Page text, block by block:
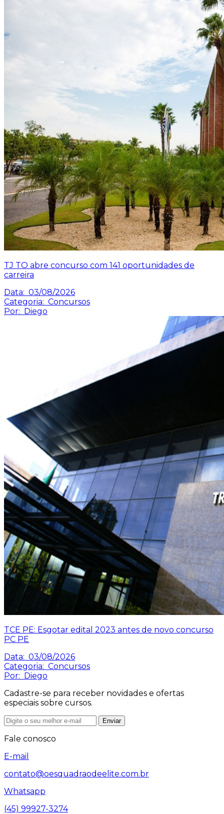
TJ TO abre concurso com 141 oportunidades de
carreira
Data: 03/08/2026
Categoria: Concursos
Por: Diego
TCE PE: Esgotar edital 2023 antes de novo concurso
PC PE
Data: 03/08/2026
Categoria: Concursos
Por: Diego
Cadastre-se para receber novidades e ofertas
especiais sobre cursos.
Enviar
Fale conosco
E-mail
contato@oesquadraodeelite.com.br
Whatsapp
(45) 99927-3274